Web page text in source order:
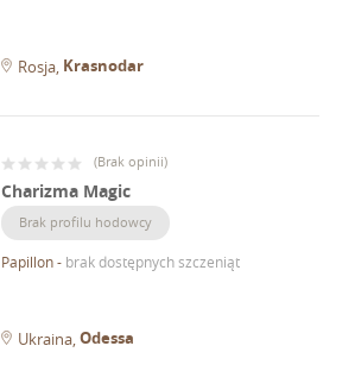
Rosja Krasnodar
(Brak opinii)
Charizma Magic
Brak profilu hodowcy
Papillon- brak dostępnych szczeniąt
Ukraina Odessa